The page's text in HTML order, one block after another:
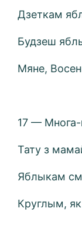
Дзеткам
Будзеш
Мяне,
17 — Многа-
Тату з
Яблыкам
Круглым,